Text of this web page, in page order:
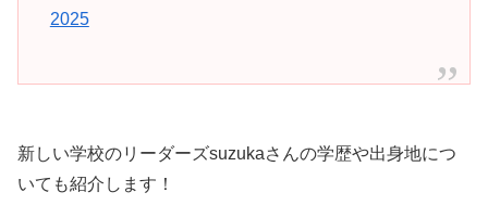
2025
新しい学校のリーダーズsuzukaさんの学歴や出身地につ
いても紹介します！